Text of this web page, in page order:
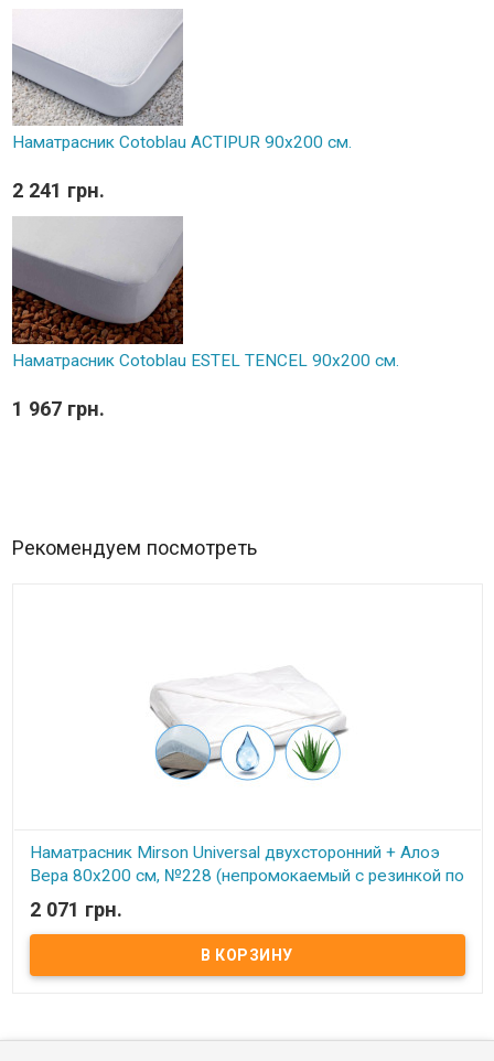
Наматрасник Cotoblau ACTIPUR 90х200 см.
2 241 грн.
Наматрасник Cotoblau ESTEL TENCEL 90х200 см.
1 967 грн.
Рекомендуем посмотреть
Наматрасник Mirson Universal двухсторонний + Алоэ
Вера 80x200 см, №228 (непромокаемый с резинкой по
периметру)
Наматрасник Mirson Universal двухсторонний + Алоэ Вера 80x200
фирменная. Производитель: Украина-Италия. Торговая марка:
2 071 грн.